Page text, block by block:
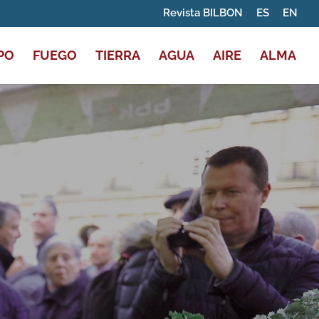
Revista BILBON ES EN
FUEGO TIERRA AGUA AIRE ALMA